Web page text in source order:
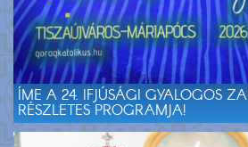
ÍME A 24. IFJÚSÁGI GYALOGOS
RÉSZLETES PROGRAMJA!